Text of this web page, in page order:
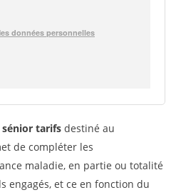
tarifs destiné au
de compléter les
maladie, en partie ou totalité
engagés, et ce en fonction du